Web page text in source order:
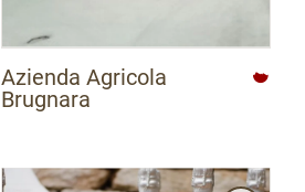
Azienda Agricola
Brugnara